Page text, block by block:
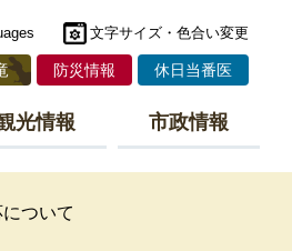
文字サイズ・色合い変更
防災情報 休日当番医
光情報 市政情報
ついて